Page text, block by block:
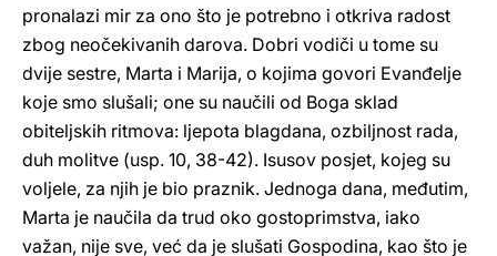
pronalazi mir za ono što je potrebno i otkriva radost
zbog neočekivanih darova. Dobri vodiči u tome su
dvije sestre, Marta i Marija, o kojima govori Evanđelje
koje smo slušali; one su naučili od Boga sklad
obiteljskih ritmova: ljepota blagdana, ozbiljnost rada,
duh molitve (usp. 10, 38-42). Isusov posjet, kojeg su
voljele, za njih je bio praznik. Jednoga dana, međutim,
Marta je naučila da trud oko gostoprimstva, iako
važan, nije sve, već da je slušati Gospodina, kao što je